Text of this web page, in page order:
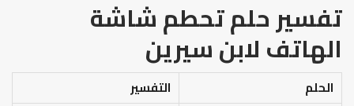
تفسير حلم تحطم شاشة
الهاتف لابن سيرين
الحلم التفسير